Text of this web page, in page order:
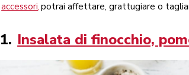
accessori,potrai affettare, grattugiare o
1. Insalata di finocchio,